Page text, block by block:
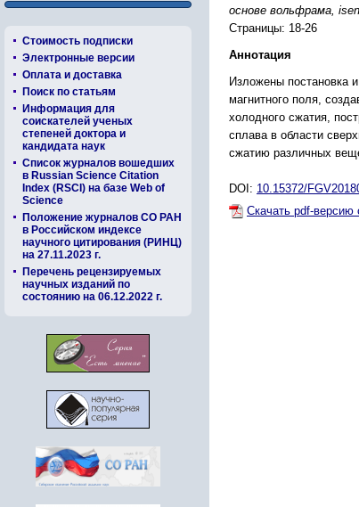
Стоимость подписки
Электронные версии
Оплата и доставка
Поиск по статьям
Информация для
соискателей ученых
степеней доктора и
кандидата наук
Список журналов вошедших
в Russian Science Citation
Index (RSCI) на базе Web of
Science
Положение журналов СО РАН
в Российском индексе
научного цитирования (РИНЦ)
на 27.11.2023 г.
Перечень рецензируемых
научных изданий по
состоянию на 06.12.2022 г.
основе вольфрама,
Страницы: 18-26
Аннотация
Изложены постановка
магнитного поля,
холодного сжатия,
сплава в области
сжатию различных
DOI: 10.15372/
Скачать pdf-версию